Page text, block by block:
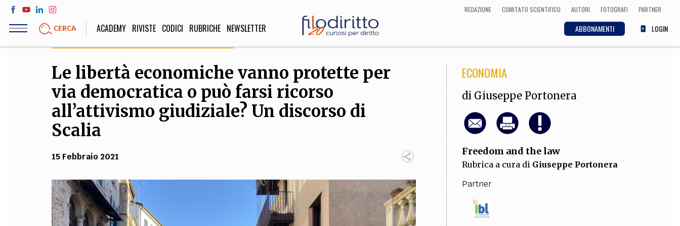
Salta
contenuto
REDAZIONE COMITATO SCIENTIFICO AUTORI FOTOGRAFI PARTNER
CERCA ABBONAMENTI LOGIN
ACADEMY RIVISTE CODICI RUBRICHE NEWSLETTER
LIFE STYLE
Sport, Cucina, Viaggi,
Moda
SOCIETÀ
Politica, Attualità,
Educazione, Lavoro, Esteri
DIRITTO ECONOMIA
Matematica, Fisica,
Biologia, Cifrematica,
umanistiche, Religione
Architettura, Ingegneria
CULTURA
Arte, Cinema, Musica,
Letteratura
Le libertà economiche vanno protette per
via democratica o può farsi ricorso
all’attivismo giudiziale? Un discorso di
Scalia
15 Febbraio 2021
ECONOMIA
di Giuseppe Portonera
Freedom and the law
Rubrica a cura di Giuseppe Portonera
Partner